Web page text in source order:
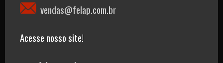
vendas@felap.com.br
Acesse nosso site!